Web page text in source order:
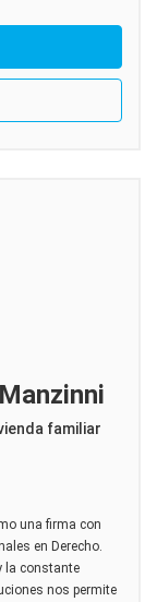
familiar
una firma con
en Derecho.
la constante
nos permite